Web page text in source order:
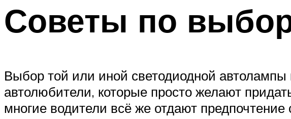
Советы по
Выбор той или иной светодиодной автолампы
автолюбители, которые просто желают
многие водители всё же отдают